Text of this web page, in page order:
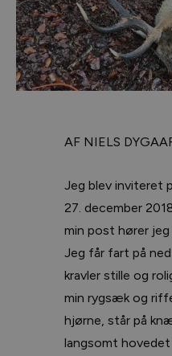
AF NIELS
Jeg blev inviteret
27. december
min post hører jeg
Jeg får fart på
kravler stille og
min rygsæk og
hjørne, står på
langsomt